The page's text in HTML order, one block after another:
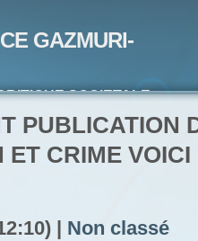
GAZMURI-
SOCIETALE-
PUBLICATION
ET CRIME
| Non classé